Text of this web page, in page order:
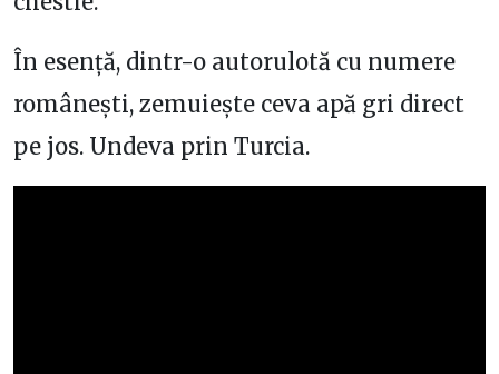
În esență, dintr-o autorulotă cu numere
românești, zemuiește ceva apă gri direct
pe jos. Undeva prin Turcia.